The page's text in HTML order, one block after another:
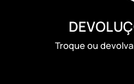
Troque ou